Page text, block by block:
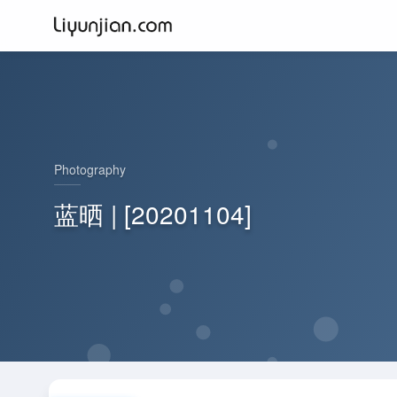
Photography
蓝晒 | [20201104]